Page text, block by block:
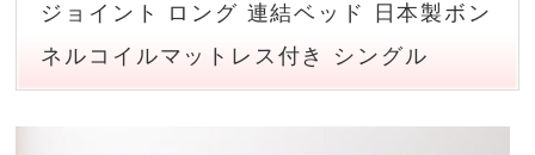
ジョイント ロング 連結ベッド 日本製ボン
ネルコイルマットレス付き シングル